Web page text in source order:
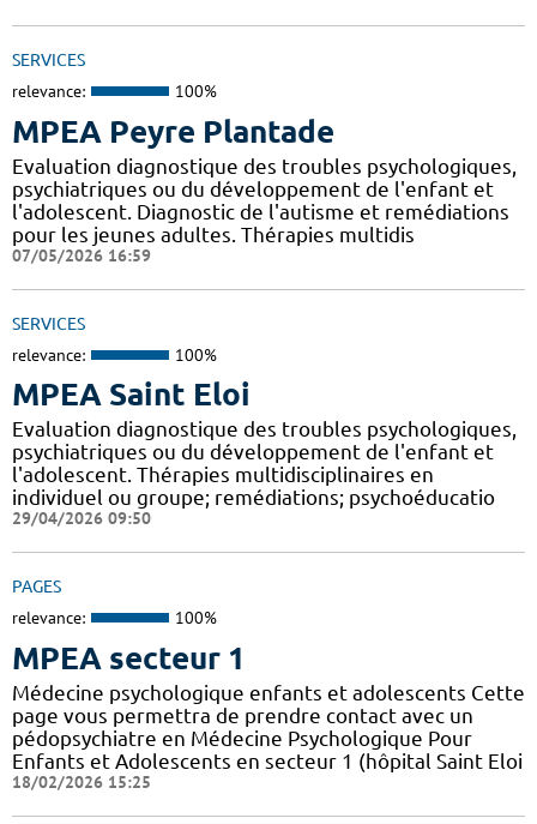
SERVICES
relevance: 100%
MPEA Peyre Plantade
Evaluation diagnostique des troubles psychologiques,
psychiatriques ou du développement de l'enfant et
l'adolescent. Diagnostic de l'autisme et remédiations
pour les jeunes adultes. Thérapies multidis
07/05/2026 16:59
SERVICES
relevance: 100%
MPEA Saint Eloi
Evaluation diagnostique des troubles psychologiques,
psychiatriques ou du développement de l'enfant et
l'adolescent. Thérapies multidisciplinaires en
individuel ou groupe; remédiations; psychoéducatio
29/04/2026 09:50
PAGES
relevance: 100%
MPEA secteur 1
Médecine psychologique enfants et adolescents Cette
page vous permettra de prendre contact avec un
pédopsychiatre en Médecine Psychologique Pour
Enfants et Adolescents en secteur 1 (hôpital Saint Eloi
18/02/2026 15:25